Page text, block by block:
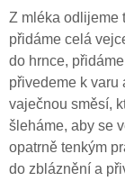
Z mléka odlijeme
přidáme celá
do hrnce,
přivedeme k varu
vaječnou směsí,
šleháme, aby se
opatrně tenkým
do zbláznění a